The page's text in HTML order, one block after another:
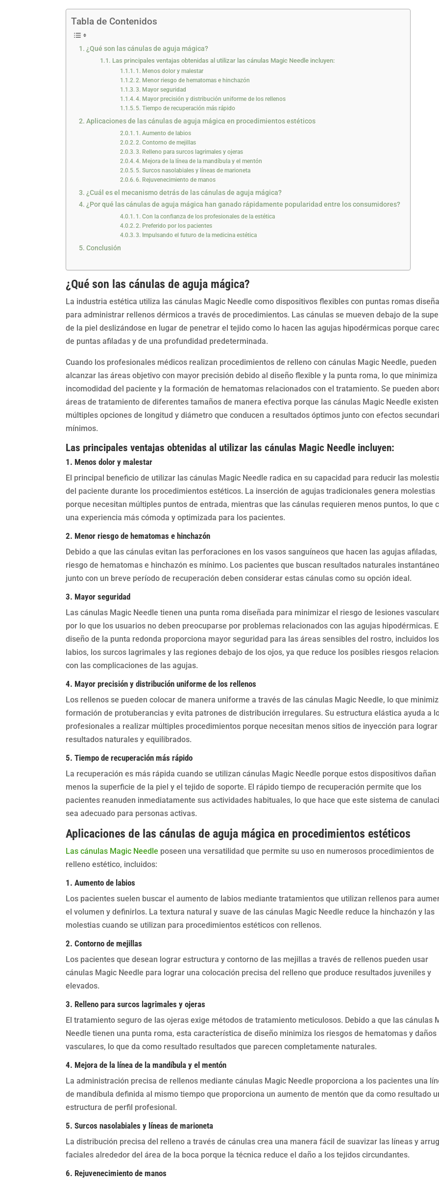
Tabla de Contenidos
¿Qué son las cánulas de aguja mágica?
Las principales ventajas obtenidas al utilizar las cánulas Magic Needle incluyen:
1. Menos dolor y malestar
2. Menor riesgo de hematomas e hinchazón
3. Mayor seguridad
4. Mayor precisión y distribución uniforme de los rellenos
5. Tiempo de recuperación más rápido
Aplicaciones de las cánulas de aguja mágica en procedimientos estéticos
1. Aumento de labios
2. Contorno de mejillas
3. Relleno para surcos lagrimales y ojeras
4. Mejora de la línea de la mandíbula y el mentón
5. Surcos nasolabiales y líneas de marioneta
6. Rejuvenecimiento de manos
¿Cuál es el mecanismo detrás de las cánulas de aguja mágica?
¿Por qué las cánulas de aguja mágica han ganado rápidamente popularidad entre los consumidores?
1. Con la confianza de los profesionales de la estética
2. Preferido por los pacientes
3. Impulsando el futuro de la medicina estética
Conclusión
¿Qué son las cánulas de aguja mágica?
La industria estética utiliza las cánulas Magic Needle como dispositivos flexibles con puntas romas
para administrar rellenos dérmicos a través de procedimientos. Las cánulas se mueven debajo de la
de la piel deslizándose en lugar de penetrar el tejido como lo hacen las agujas hipodérmicas porque
de puntas afiladas y de una profundidad predeterminada.
Cuando los profesionales médicos realizan procedimientos de relleno con cánulas Magic Needle, pueden
alcanzar las áreas objetivo con mayor precisión debido al diseño flexible y la punta roma, lo que
incomodidad del paciente y la formación de hematomas relacionados con el tratamiento. Se pueden
áreas de tratamiento de diferentes tamaños de manera efectiva porque las cánulas Magic Needle
múltiples opciones de longitud y diámetro que conducen a resultados óptimos junto con efectos
mínimos.
Las principales ventajas obtenidas al utilizar las cánulas Magic Needle incluyen:
1. Menos dolor y malestar
El principal beneficio de utilizar las cánulas Magic Needle radica en su capacidad para reducir las
del paciente durante los procedimientos estéticos. La inserción de agujas tradicionales genera molestias
porque necesitan múltiples puntos de entrada, mientras que las cánulas requieren menos puntos, lo que
una experiencia más cómoda y optimizada para los pacientes.
2. Menor riesgo de hematomas e hinchazón
Debido a que las cánulas evitan las perforaciones en los vasos sanguíneos que hacen las agujas afiladas,
riesgo de hematomas e hinchazón es mínimo. Los pacientes que buscan resultados naturales
junto con un breve período de recuperación deben considerar estas cánulas como su opción ideal.
3. Mayor seguridad
Las cánulas Magic Needle tienen una punta roma diseñada para minimizar el riesgo de lesiones
por lo que los usuarios no deben preocuparse por problemas relacionados con las agujas hipodérmicas.
diseño de la punta redonda proporciona mayor seguridad para las áreas sensibles del rostro, incluidos los
labios, los surcos lagrimales y las regiones debajo de los ojos, ya que reduce los posibles riesgos
con las complicaciones de las agujas.
4. Mayor precisión y distribución uniforme de los rellenos
Los rellenos se pueden colocar de manera uniforme a través de las cánulas Magic Needle, lo que
formación de protuberancias y evita patrones de distribución irregulares. Su estructura elástica ayuda a
profesionales a realizar múltiples procedimientos porque necesitan menos sitios de inyección para lograr
resultados naturales y equilibrados.
5. Tiempo de recuperación más rápido
La recuperación es más rápida cuando se utilizan cánulas Magic Needle porque estos dispositivos dañan
menos la superficie de la piel y el tejido de soporte. El rápido tiempo de recuperación permite que los
pacientes reanuden inmediatamente sus actividades habituales, lo que hace que este sistema de
sea adecuado para personas activas.
Aplicaciones de las cánulas de aguja mágica en procedimientos estéticos
Las cánulas Magic Needle poseen una versatilidad que permite su uso en numerosos procedimientos de
relleno estético, incluidos:
1. Aumento de labios
Los pacientes suelen buscar el aumento de labios mediante tratamientos que utilizan rellenos para
el volumen y definirlos. La textura natural y suave de las cánulas Magic Needle reduce la hinchazón y las
molestias cuando se utilizan para procedimientos estéticos con rellenos.
2. Contorno de mejillas
Los pacientes que desean lograr estructura y contorno de las mejillas a través de rellenos pueden usar
cánulas Magic Needle para lograr una colocación precisa del relleno que produce resultados juveniles y
elevados.
3. Relleno para surcos lagrimales y ojeras
El tratamiento seguro de las ojeras exige métodos de tratamiento meticulosos. Debido a que las cánulas
Needle tienen una punta roma, esta característica de diseño minimiza los riesgos de hematomas y daños
vasculares, lo que da como resultado resultados que parecen completamente naturales.
4. Mejora de la línea de la mandíbula y el mentón
La administración precisa de rellenos mediante cánulas Magic Needle proporciona a los pacientes una
de mandíbula definida al mismo tiempo que proporciona un aumento de mentón que da como resultado
estructura de perfil profesional.
5. Surcos nasolabiales y líneas de marioneta
La distribución precisa del relleno a través de cánulas crea una manera fácil de suavizar las líneas y
faciales alrededor del área de la boca porque la técnica reduce el daño a los tejidos circundantes.
6. Rejuvenecimiento de manos